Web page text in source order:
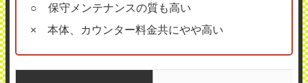
○ 保守メンテナンスの質も高い
× 本体、カウンター料金共にやや高い